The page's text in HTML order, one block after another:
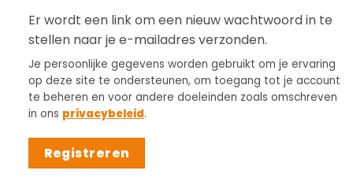
Er wordt een link om een nieuw wachtwoord in te
stellen naar je e-mailadres verzonden.
Je persoonlijke gegevens worden gebruikt om je ervaring
op deze site te ondersteunen, om toegang tot je account
te beheren en voor andere doeleinden zoals omschreven
in ons privacybeleid.
Registreren